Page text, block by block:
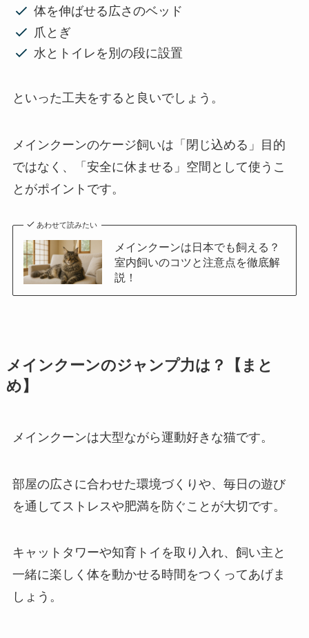
体を伸ばせる広さのベッド
爪とぎ
水とトイレを別の段に設置
といった工夫をすると良いでしょう。
メインクーンのケージ飼いは「閉じ込める」目的
ではなく、「安全に休ませる」空間として使うこ
とがポイントです。
あわせて読みたい
メインクーンは日本でも飼える？
室内飼いのコツと注意点を徹底解
説！
メインクーンのジャンプ力は？【まと
め】
メインクーンは大型ながら運動好きな猫です。
部屋の広さに合わせた環境づくりや、毎日の遊び
を通してストレスや肥満を防ぐことが大切です。
キャットタワーや知育トイを取り入れ、飼い主と
一緒に楽しく体を動かせる時間をつくってあげま
しょう。